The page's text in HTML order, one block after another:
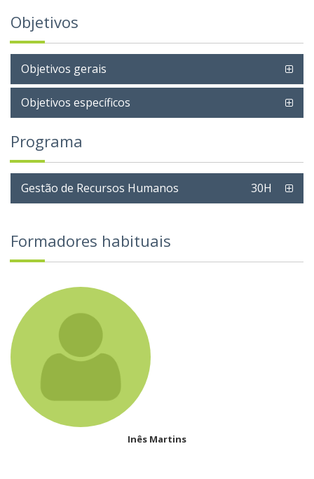
Objetivos
Objetivos gerais
Objetivos específicos
Programa
Gestão de Recursos Humanos 30H
Formadores habituais
Inês Martins